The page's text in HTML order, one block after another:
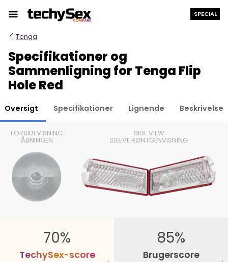
indholdet
SPECIAL
Tenga
Specifikationer og
Sammenligning for Tenga Flip
Hole Red
Oversigt Specifikationer Lignende Beskrivelse
FORSIDEVISNING
ÅBNINGEN
SIDE VIEW
SLEEVE RØNTGENVISNING
70%
TechySex-score
85%
Brugerscore